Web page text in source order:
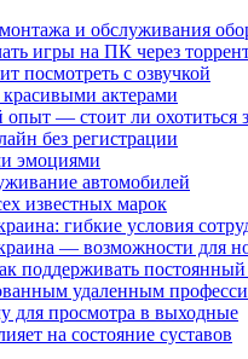
и обслуживания
игры на ПК через
посмотреть с озвучкой
актерами
— стоит ли охотиться
без регистрации
эмоциями
автомобилей
известных марок
гибкие условия
— возможности для
поддерживать постоянный
удаленным
для просмотра в выходные
на состояние суставов